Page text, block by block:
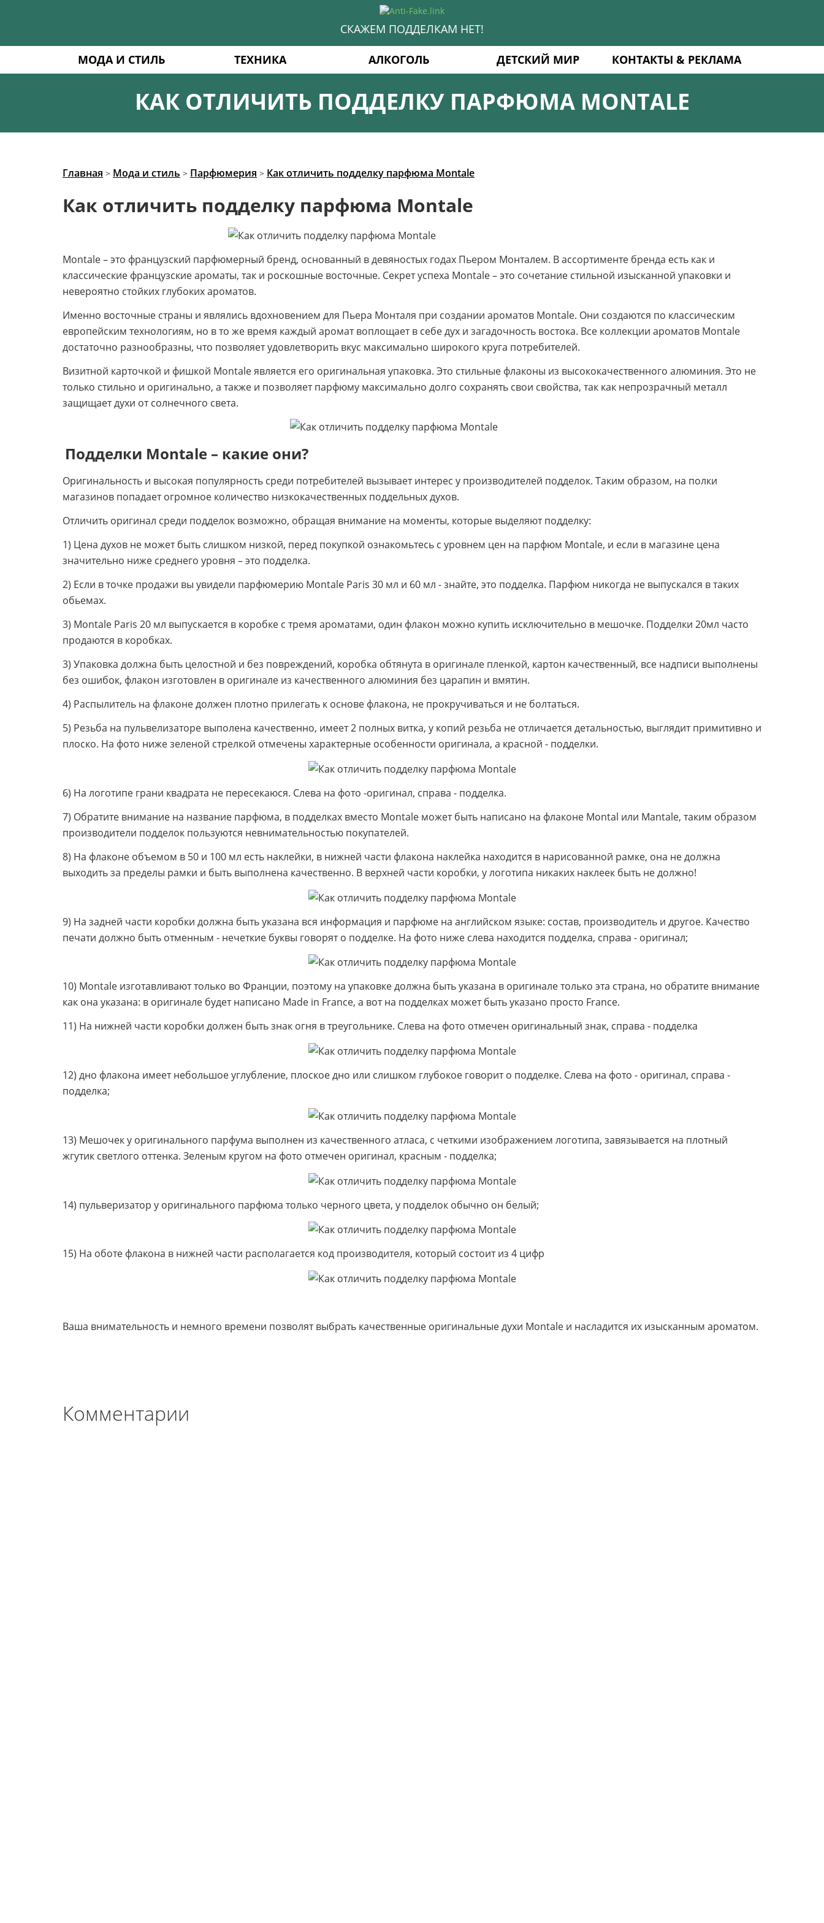
СКАЖЕМ ПОДДЕЛКАМ НЕТ!
МОДА И СТИЛЬ ТЕХНИКА АЛКОГОЛЬ ДЕТСКИЙ МИР КОНТАКТЫ & РЕКЛАМА
КАК ОТЛИЧИТЬ ПОДДЕЛКУ ПАРФЮМА MONTALE
Главная > Мода и стиль > Парфюмерия > Как отличить подделку парфюма Montale
Как отличить подделку парфюма Montale
Montale – это французский парфюмерный бренд, основанный в девяностых годах Пьером Монталем. В ассортименте бренда есть как и
классические французские ароматы, так и роскошные восточные. Секрет успеха Montale – это сочетание стильной изысканной упаковки и
невероятно стойких глубоких ароматов.
Именно восточные страны и являлись вдохновением для Пьера Монталя при создании ароматов Montale. Они создаются по классическим
европейским технологиям, но в то же время каждый аромат воплощает в себе дух и загадочность востока. Все коллекции ароматов Montale
достаточно разнообразны, что позволяет удовлетворить вкус максимально широкого круга потребителей.
Визитной карточкой и фишкой Montale является его оригинальная упаковка. Это стильные флаконы из высококачественного алюминия. Это не
только стильно и оригинально, а также и позволяет парфюму максимально долго сохранять свои свойства, так как непрозрачный металл
защищает духи от солнечного света.
Подделки Montale – какие они?
Оригинальность и высокая популярность среди потребителей вызывает интерес у производителей подделок. Таким образом, на полки
магазинов попадает огромное количество низкокачественных поддельных духов.
Отличить оригинал среди подделок возможно, обращая внимание на моменты, которые выделяют подделку:
1) Цена духов не может быть слишком низкой, перед покупкой ознакомьтесь с уровнем цен на парфюм Montale, и если в магазине цена
значительно ниже среднего уровня – это подделка.
2) Если в точке продажи вы увидели парфюмерию Montale Paris 30 мл и 60 мл - знайте, это подделка. Парфюм никогда не выпускался в таких
обьемах.
3) Montale Paris 20 мл выпускается в коробке с тремя ароматами, один флакон можно купить исключительно в мешочке. Подделки 20мл часто
продаются в коробках.
3) Упаковка должна быть целостной и без повреждений, коробка обтянута в оригинале пленкой, картон качественный, все надписи выполнены
без ошибок, флакон изготовлен в оригинале из качественного алюминия без царапин и вмятин.
4) Распылитель на флаконе должен плотно прилегать к основе флакона, не прокручиваться и не болтаться.
5) Резьба на пульвелизаторе выполена качественно, имеет 2 полных витка, у копий резьба не отличается детальностью, выглядит примитивно и
плоско. На фото ниже зеленой стрелкой отмечены характерные особенности оригинала, а красной - подделки.
6) На логотипе грани квадрата не пересекаюся. Слева на фото -оригинал, справа - подделка.
7) Обратите внимание на название парфюма, в подделках вместо Montale может быть написано на флаконе Montal или Mantale, таким образом
производители подделок пользуются невнимательностью покупателей.
8) На флаконе объемом в 50 и 100 мл есть наклейки, в нижней части флакона наклейка находится в нарисованной рамке, она не должна
выходить за пределы рамки и быть выполнена качественно. В верхней части коробки, у логотипа никаких наклеек быть не должно!
9) На задней части коробки должна быть указана вся информация и парфюме на английском языке: состав, производитель и другое. Качество
печати должно быть отменным - нечеткие буквы говорят о подделке. На фото ниже слева находится подделка, справа - оригинал;
10) Montale изготавливают только во Франции, поэтому на упаковке должна быть указана в оригинале только эта страна, но обратите внимание
как она указана: в оригинале будет написано Made in France, а вот на подделках может быть указано просто France.
11) На нижней части коробки должен быть знак огня в треугольнике. Слева на фото отмечен оригинальный знак, справа - подделка
12) дно флакона имеет небольшое углубление, плоское дно или слишком глубокое говорит о подделке. Слева на фото - оригинал, справа -
подделка;
13) Мешочек у оригинального парфума выполнен из качественного атласа, с четкими изображением логотипа, завязывается на плотный
жгутик светлого оттенка. Зеленым кругом на фото отмечен оригинал, красным - подделка;
14) пульверизатор у оригинального парфюма только черного цвета, у подделок обычно он белый;
15) На оботе флакона в нижней части располагается код производителя, который состоит из 4 цифр
Ваша внимательность и немного времени позволят выбрать качественные оригинальные духи Montale и насладится их изысканным ароматом.
Комментарии